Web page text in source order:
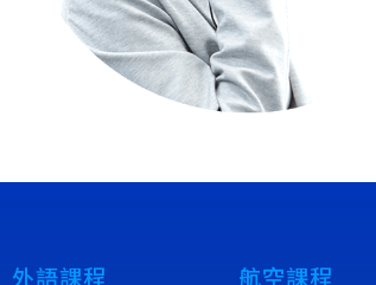
外語課程 航空課程